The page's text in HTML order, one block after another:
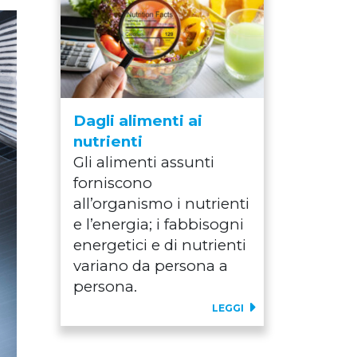
Dagli alimenti ai
nutrienti
Gli alimenti assunti
forniscono
all’organismo i nutrienti
e l’energia; i fabbisogni
energetici e di nutrienti
variano da persona a
persona.
LEGGI